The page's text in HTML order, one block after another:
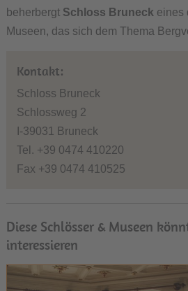
beherbergt Schloss Bruneck eines
Museen, das sich dem Thema
Kontakt:
Schloss Bruneck
Schlossweg 2
I-39031 Bruneck
Tel. +39 0474 410220
Fax +39 0474 410525
Diese Schlösser & Museen
interessieren